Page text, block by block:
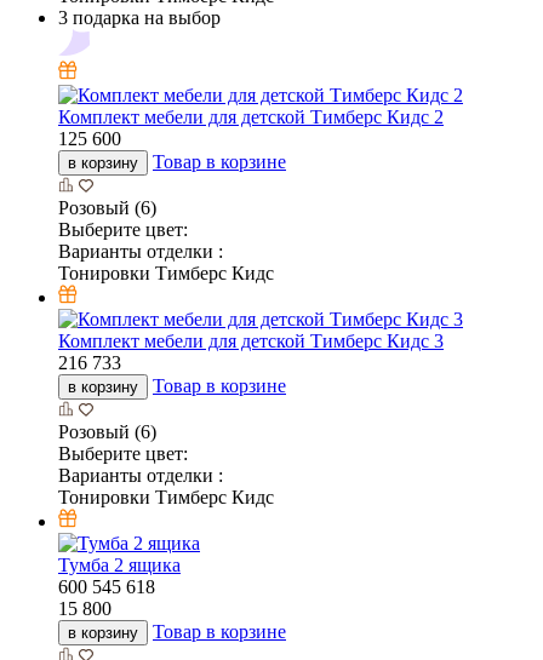
3 подарка на выбор
Комплект мебели для детской Тимберс Кидс 2
125 600
в корзину Товар в корзине
Розовый (6)
Выберите цвет:
Варианты отделки :
Тонировки Тимберс Кидс
Комплект мебели для детской Тимберс Кидс 3
216 733
в корзину Товар в корзине
Розовый (6)
Выберите цвет:
Варианты отделки :
Тонировки Тимберс Кидс
Тумба 2 ящика
600 545 618
15 800
в корзину Товар в корзине